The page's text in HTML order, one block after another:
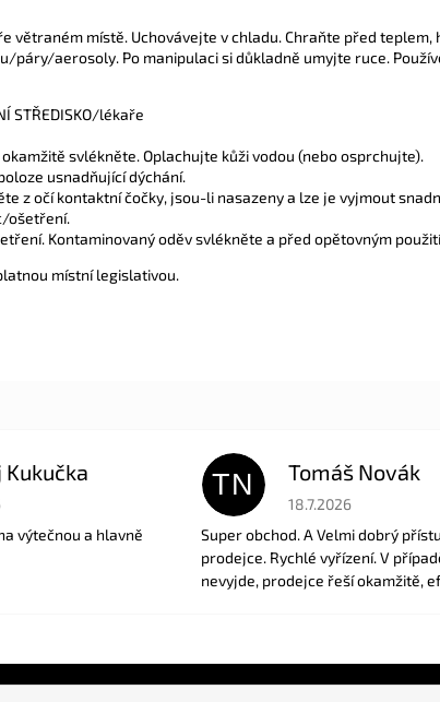
větraném místě. Uchovávejte v chladu. Chraňte před
aerosoly. Po manipulaci si důkladně umyjte ruce.
STŘEDISKO/lékaře
svlékněte. Oplachujte kůži vodou (nebo osprchujte).
usnadňující dýchání.
z očí kontaktní čočky, jsou-li nasazeny a lze je vyjmout
ošetření.
Kontaminovaný oděv svlékněte a před opětovným
místní legislativou.
Kukučka
obchodu je 5 z 5 hvězdiček.
výtečnou a hlavně
TN Tomáš Novák
Hodnocení obchodu je
18.7.2026
Super obchod. A Velmi dobrý
prodejce. Rychlé vyřízení. V
nevyjde, prodejce řeší okamžitě,